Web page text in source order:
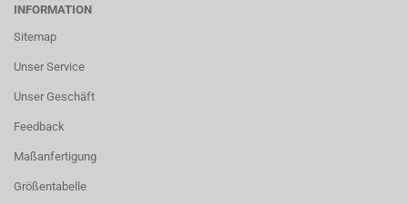
INFORMATION
Sitemap
Unser Service
Unser Geschäft
Feedback
Maßanfertigung
Größentabelle